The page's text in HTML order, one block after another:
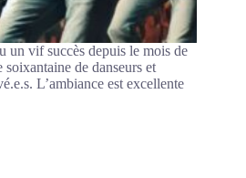
un vif succès depuis le mois de
soixantaine de danseurs et
L’ambiance est excellente